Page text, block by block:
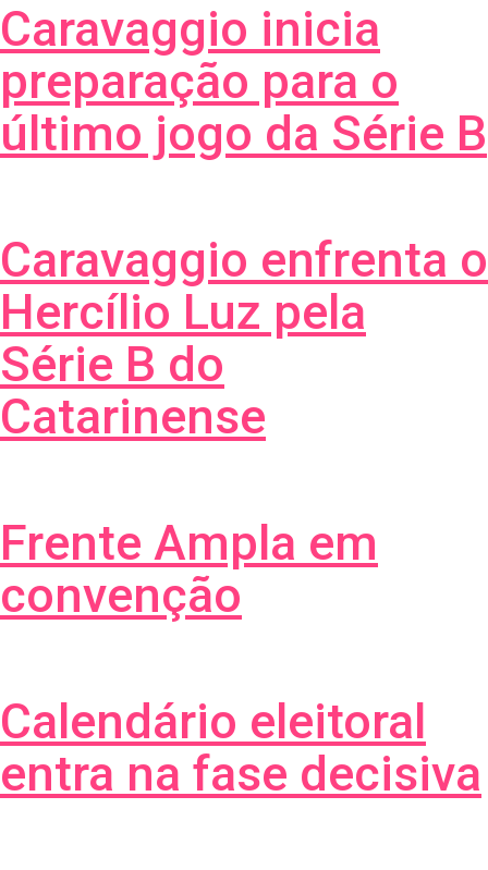
Caravaggio inicia
preparação para o
último jogo da Série B
Caravaggio enfrenta o
Hercílio Luz pela
Série B do
Catarinense
Frente Ampla em
convenção
Calendário eleitoral
entra na fase decisiva